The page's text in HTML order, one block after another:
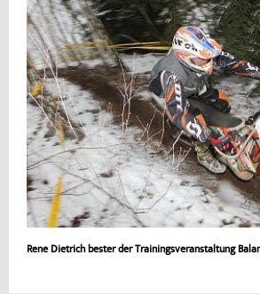
Rene Dietrich bester der Trainingsveranstaltung